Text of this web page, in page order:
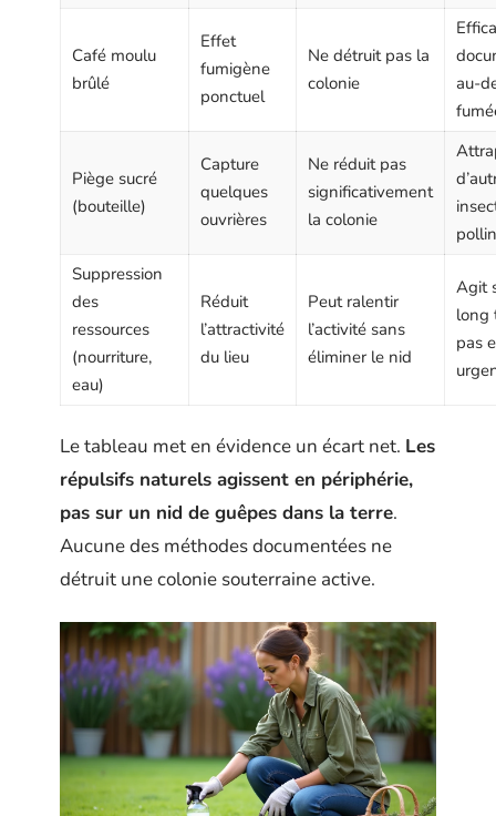
Café moulu
brûlé
Effet
fumigène
ponctuel
Ne détruit pas la
colonie
au-
Piège sucré
(bouteille)
Capture
quelques
ouvrières
Ne réduit pas
significativement
la colonie
Suppression
des
ressources
(nourriture,
eau)
Réduit
l’attractivité
du lieu
Peut ralentir
l’activité sans
éliminer le nid
Agit
long
pas
Le tableau met en évidence un écart net. Les
répulsifs naturels agissent en périphérie,
pas sur un nid de guêpes dans la terre.
Aucune des méthodes documentées ne
détruit une colonie souterraine active.